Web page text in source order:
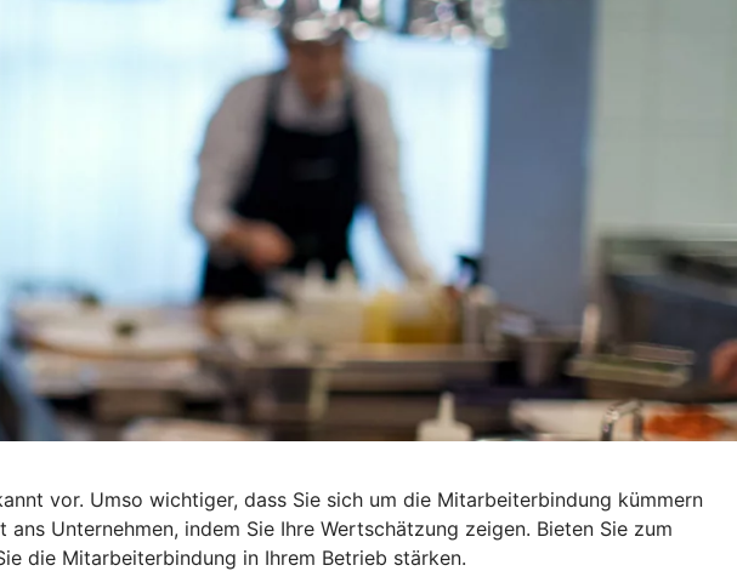
vor. Umso wichtiger, dass Sie sich um die Mitarbeiterbindung kümmern
Unternehmen, indem Sie Ihre Wertschätzung zeigen. Bieten Sie zum
die Mitarbeiterbindung in Ihrem Betrieb stärken.